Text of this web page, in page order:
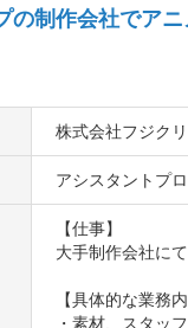
制作会社でアニ
株式会社フジク
アシスタントプ
【仕事】
大手制作会社に
【具体的な業務内